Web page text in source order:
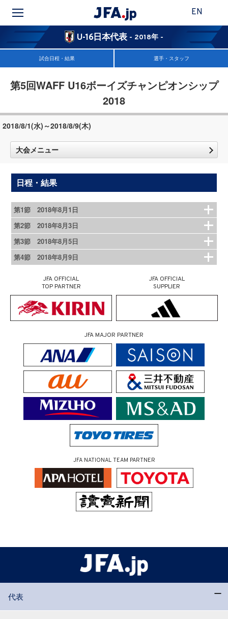
EN
U-16日本代表 - 2018年 -
試合日程・結果 選手・スタッフ
第5回WAFF U16ボーイズチャンピオンシップ
2018
2018/8/1(水)～2018/8/9(木)
大会メニュー
日程・結果
第1節 2018年8月1日
第2節 2018年8月3日
第3節 2018年8月5日
第4節 2018年8月9日
JFA OFFICIAL
TOP PARTNER
JFA OFFICIAL
SUPPLIER
JFA MAJOR PARTNER
JFA NATIONAL TEAM PARTNER
代表